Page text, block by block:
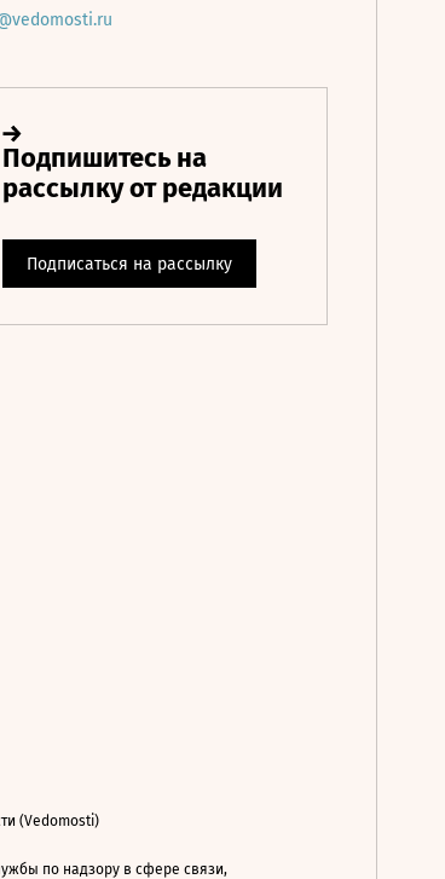
(Vedomosti)
по надзору в сфере связи,